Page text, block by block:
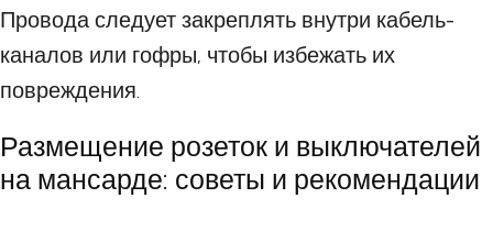
Провода следует закреплять внутри кабель-
каналов или гофры, чтобы избежать их
повреждения.
Размещение розеток и выключателей
на мансарде: советы и рекомендации